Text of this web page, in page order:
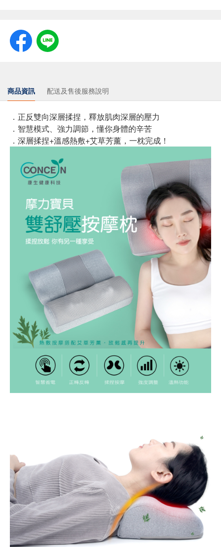
商品資訊 配送及售後服務說明
．正反雙向深層揉捏，釋放肌肉深層的壓力
．智慧模式、強力調節，懂你身體的辛苦
．深層揉捏+溫感熱敷+艾草芳薰，一枕完成！